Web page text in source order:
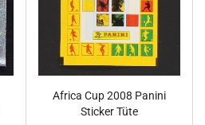
Africa Cup 2008 Panini
Sticker Tüte